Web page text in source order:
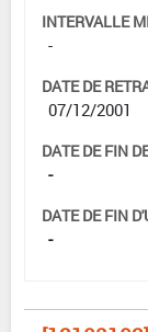
INTERVALLE
-
DATE DE
07/12/2001
DATE DE FIN
-
DATE DE FIN
-